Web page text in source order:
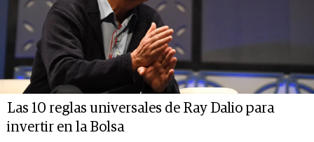
Las 10 reglas universales de Ray Dalio para
invertir en la Bolsa